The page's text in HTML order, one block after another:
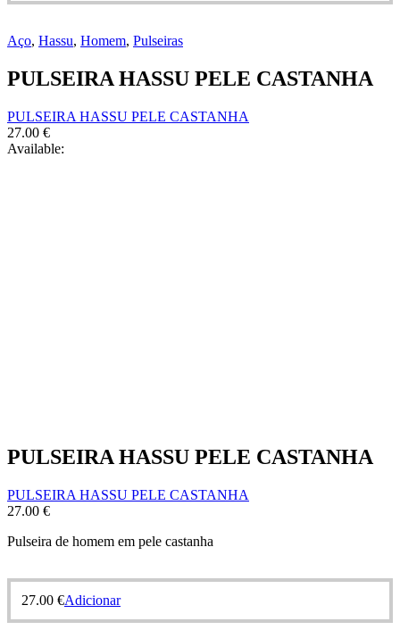
Aço, Hassu, Homem, Pulseiras
PULSEIRA HASSU PELE CASTANHA
PULSEIRA HASSU PELE CASTANHA
27.00 €
Available:
PULSEIRA HASSU PELE CASTANHA
PULSEIRA HASSU PELE CASTANHA
27.00 €
Pulseira de homem em pele castanha
27.00 €Adicionar